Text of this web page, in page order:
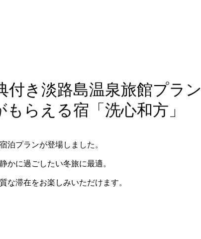
付き淡路島温泉旅館プラン
もらえる宿「洗心和方」
泊プランが登場しました。
かに過ごしたい冬旅に最適。
な滞在をお楽しみいただけます。